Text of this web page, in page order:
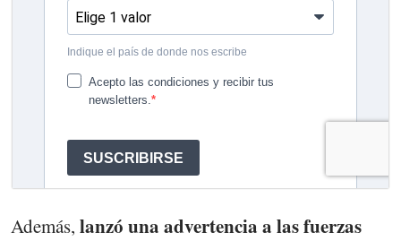
Además, lanzó una advertencia a las fuerzas